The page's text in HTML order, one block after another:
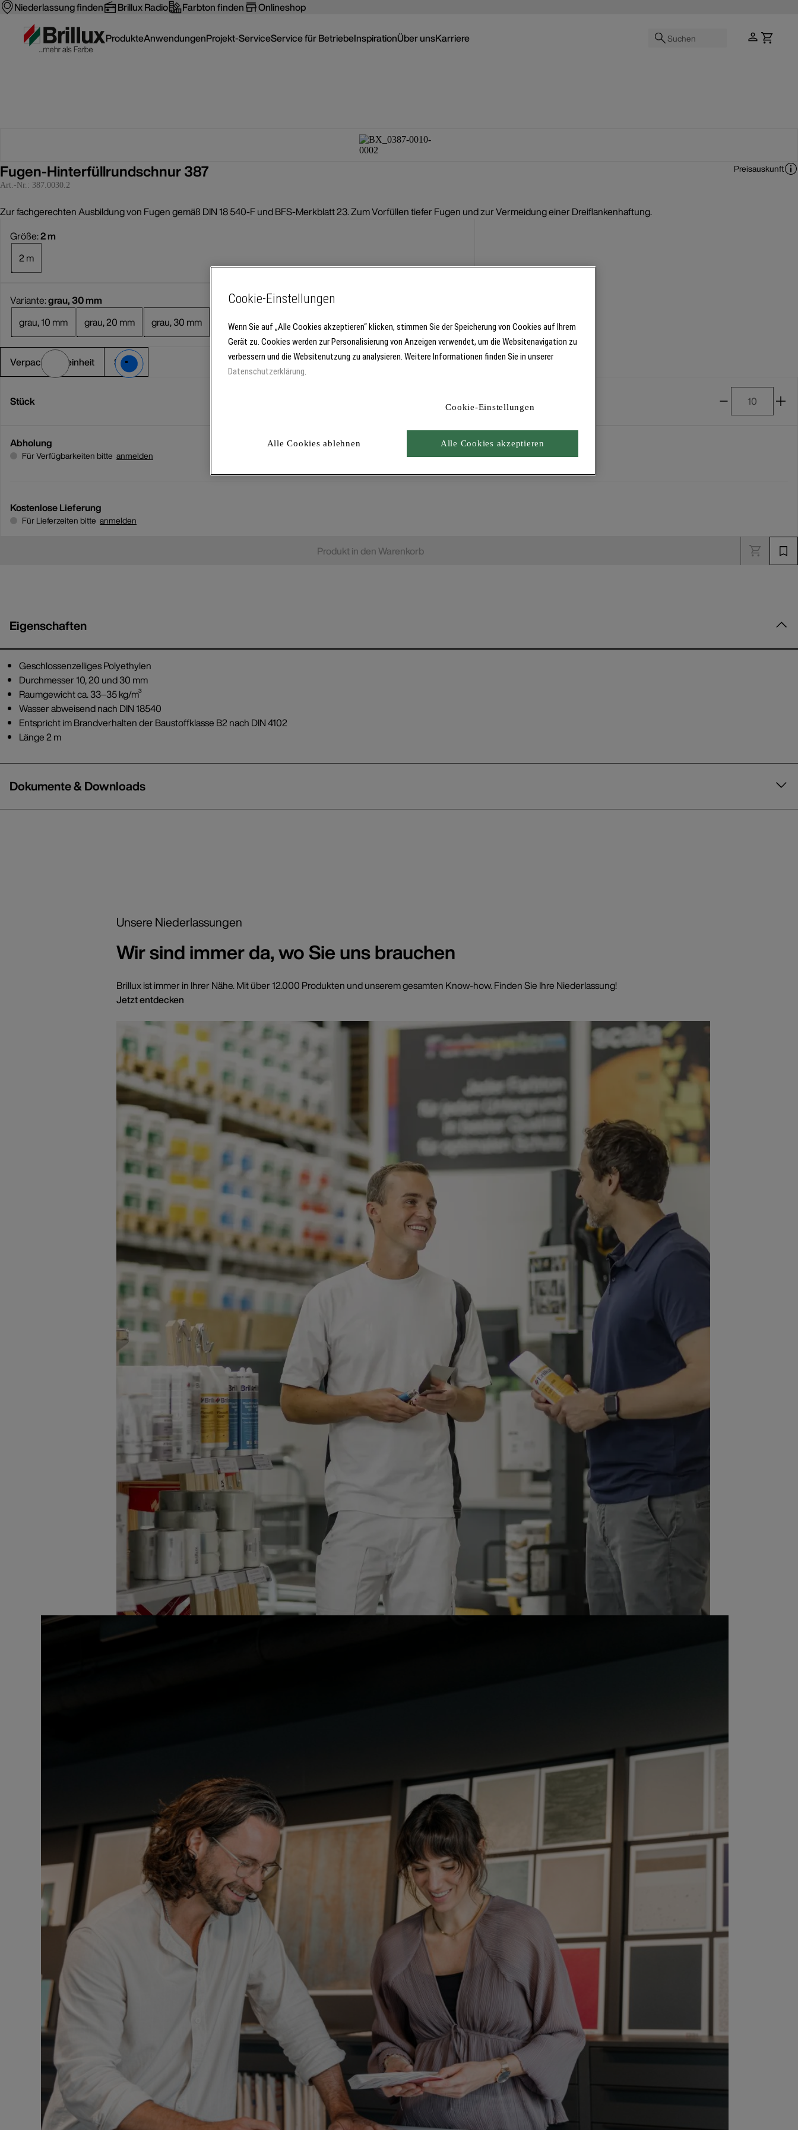
Niederlassung finden Brillux Radio Farbton finden Onlineshop
Suchen
ProdukteAnwendungenProjekt-ServiceService für BetriebeInspirationÜber unsKarriere
Fugen-Hinterfüllrundschnur 387
Art.-Nr.: 387.0030.2
Preisauskunft
Zur fachgerechten Ausbildung von Fugen gemäß DIN 18 540-F und BFS-Merkblatt 23. Zum Vorfüllen tiefer Fugen und zur Vermeidung einer Dreiflankenhaftung.
Größe:2 m
2 m
Variante:grau, 30 mm
grau, 10 mm
grau, 20 mm grau, 30 mm
Verpackungseinheit Stück
Stück
Abholung
Für Verfügbarkeiten bitte anmelden
Kostenlose Lieferung
Für Lieferzeiten bitte anmelden
Produkt in den Warenkorb
Eigenschaften
Geschlossenzelliges Polyethylen
Durchmesser 10, 20 und 30 mm
Raumgewicht ca. 33‒35 kg/m³
Wasser abweisend nach DIN 18540
Entspricht im Brandverhalten der Baustoffklasse B2 nach DIN 4102
Länge 2 m
Dokumente & Downloads
Unsere Niederlassungen
Wir sind immer da, wo Sie uns brauchen
Brillux ist immer in Ihrer Nähe. Mit über 12.000 Produkten und unserem gesamten Know-how. Finden Sie Ihre Niederlassung!
Jetzt entdecken
Cookie-Einstellungen
Wenn Sie auf „Alle Cookies akzeptieren“ klicken, stimmen Sie der Speicherung von Cookies auf Ihrem
Gerät zu. Cookies werden zur Personalisierung von Anzeigen verwendet, um die Websitenavigation zu
verbessern und die Websitenutzung zu analysieren. Weitere Informationen finden Sie in unserer
Datenschutzerklärung.
Cookie-Einstellungen
Alle Cookies ablehnen Alle Cookies akzeptieren